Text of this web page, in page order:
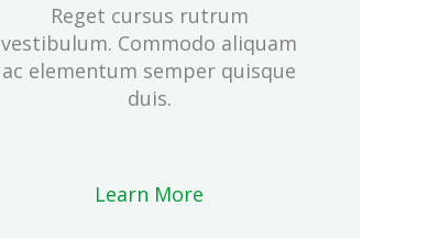
Reget cursus rutrum
vestibulum. Commodo aliquam
ac elementum semper quisque
duis.
Learn More